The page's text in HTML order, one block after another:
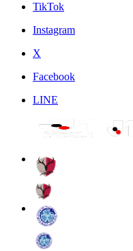
TikTok
Instagram
X
Facebook
LINE